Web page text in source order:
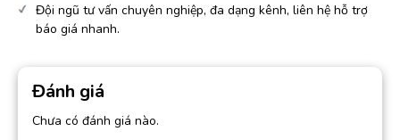
Đội ngũ tư vấn chuyên nghiệp, đa dạng kênh, liên hệ hỗ trợ
báo giá nhanh.
Đánh giá
Chưa có đánh giá nào.